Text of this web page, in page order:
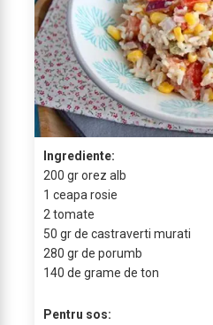
Ingrediente:
200 gr orez alb
1 ceapa rosie
2 tomate
50 gr de castraverti murati
280 gr de porumb
140 de grame de ton
Pentru sos: